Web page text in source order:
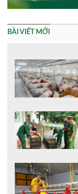
BÀI VIẾT MỚI